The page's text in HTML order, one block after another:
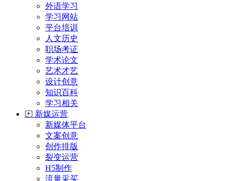
外语学习
学习网站
平台培训
人文历史
职场考证
学术论文
艺术才艺
设计创意
知识百科
学习相关
新媒运营
新媒体平台
文案创意
创作排版
裂变运营
H5制作
流量采买